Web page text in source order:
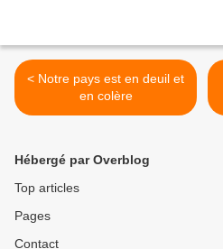
< Notre pays est en deuil et
en colère
Hébergé par Overblog
Top articles
Pages
Contact